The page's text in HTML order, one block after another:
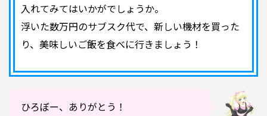
入れてみてはいかがでしょうか。
浮いた数万円のサブスク代で、新しい機材を買った
り、美味しいご飯を食べに行きましょう！
ひろぼー、ありがとう！